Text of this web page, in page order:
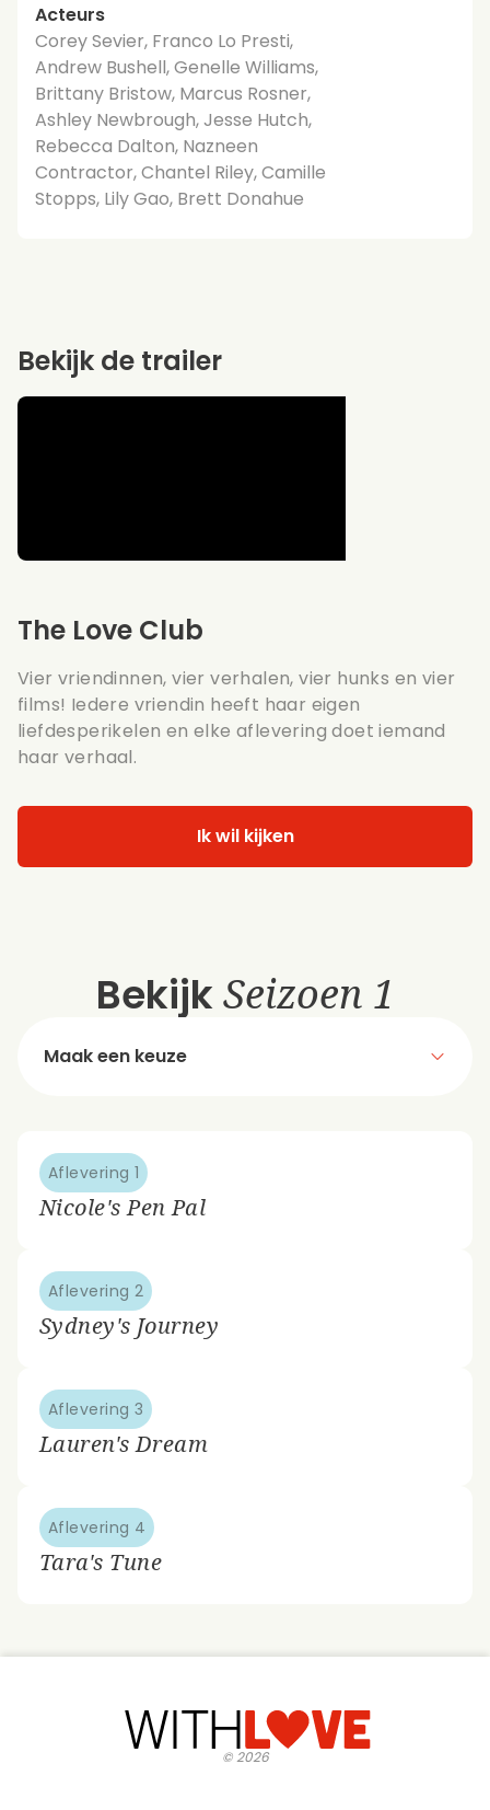
Acteurs
Corey Sevier, Franco Lo Presti,
Andrew Bushell, Genelle Williams,
Brittany Bristow, Marcus Rosner,
Ashley Newbrough, Jesse Hutch,
Rebecca Dalton, Nazneen
Contractor, Chantel Riley, Camille
Stopps, Lily Gao, Brett Donahue
The Love Club
Vier vriendinnen, vier verhalen, vier hunks en vier
films! Iedere vriendin heeft haar eigen
liefdesperikelen en elke aflevering doet iemand
haar verhaal.
Ik wil kijken
Bekijk de trailer
Bekijk Seizoen 1
Maak een keuze
Aflevering 1
Nicole's Pen Pal
Aflevering 2
Sydney's Journey
Aflevering 3
Lauren's Dream
Aflevering 4
Tara's Tune
©2026